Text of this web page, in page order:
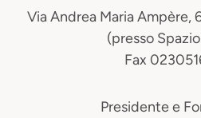
Via Andrea Maria Ampère,
(presso
Fax
Presidente e